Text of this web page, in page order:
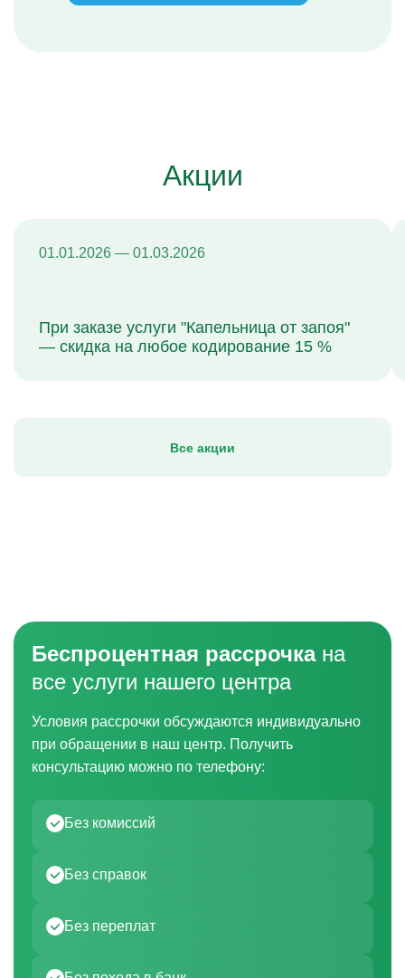
Акции
01.01.2026 — 01.03.2026
При заказе услуги "Капельница от запоя"
— скидка на любое кодирование 15 %
Все акции
Беспроцентная рассрочкана
все услуги нашего центра
Условия рассрочки обсуждаются индивидуально
при обращении в наш центр. Получить
консультацию можно по телефону:
Без комиссий
Без справок
Без переплат